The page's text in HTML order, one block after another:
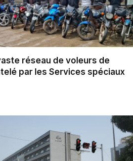
réseau de voleurs de
par les Services spéciaux